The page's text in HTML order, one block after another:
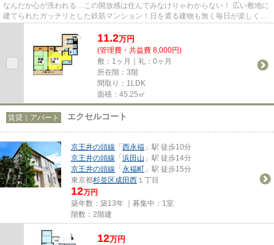
なんだか心が洗われる…この開放感は住んでみなけりゃわからない！ 広い敷地に
建てられたガッチリとした鉄筋マンション！日を遮る建物も無く毎日が楽しくな
っちゃいそう(^^♪ カップルさ...
11.2万円
(管理費・共益費 8,000円)
敷：1ヶ月｜礼：0ヶ月
所在階：3階
間取り：1LDK
面積：45.25㎡
賃貸｜アパート エクセルコート
京王井の頭線 「西永福 」駅 徒歩10分
京王井の頭線 「浜田山 」駅 徒歩14分
京王井の頭線 「永福町 」駅 徒歩15分
東京都杉並区成田西 １丁目
12万円
築年数：築13年 ｜募集中： 1室
階数：2階建
12万円